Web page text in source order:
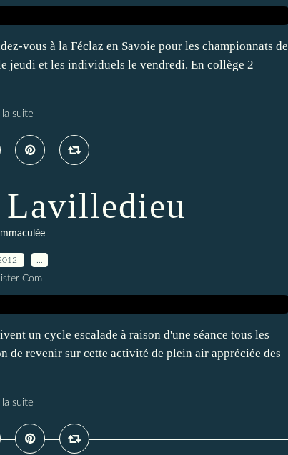
vous à la Féclaz en Savoie pour les championnats de
jeudi et les individuels le vendredi. En collège 2
la suite
Lavilledieu
Com
un cycle escalade à raison d'une séance tous les
de revenir sur cette activité de plein air appréciée des
la suite